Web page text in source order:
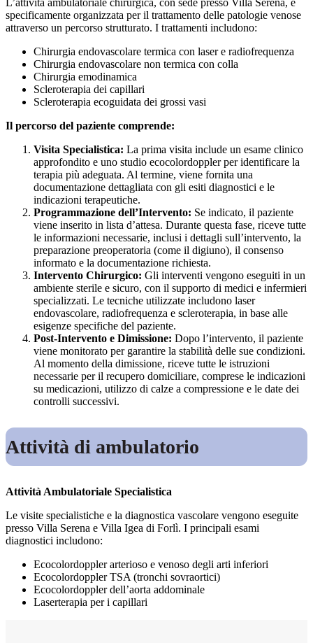
specificamente organizzata per il trattamento delle patologie venose
attraverso un percorso strutturato. I trattamenti includono:
Chirurgia endovascolare termica con laser e radiofrequenza
Chirurgia endovascolare non termica con colla
Chirurgia emodinamica
Scleroterapia dei capillari
Scleroterapia ecoguidata dei grossi vasi
Il percorso del paziente comprende:
Visita Specialistica: La prima visita include un esame clinico
approfondito e uno studio ecocolordoppler per identificare la
terapia più adeguata. Al termine, viene fornita una
documentazione dettagliata con gli esiti diagnostici e le
indicazioni terapeutiche.
Programmazione dell’Intervento: Se indicato, il paziente
viene inserito in lista d’attesa. Durante questa fase, riceve tutte
le informazioni necessarie, inclusi i dettagli sull’intervento, la
preparazione preoperatoria (come il digiuno), il consenso
informato e la documentazione richiesta.
Intervento Chirurgico: Gli interventi vengono eseguiti in un
ambiente sterile e sicuro, con il supporto di medici e infermieri
specializzati. Le tecniche utilizzate includono laser
endovascolare, radiofrequenza e scleroterapia, in base alle
esigenze specifiche del paziente.
Post-Intervento e Dimissione: Dopo l’intervento, il paziente
viene monitorato per garantire la stabilità delle sue condizioni.
Al momento della dimissione, riceve tutte le istruzioni
necessarie per il recupero domiciliare, comprese le indicazioni
su medicazioni, utilizzo di calze a compressione e le date dei
controlli successivi.
Attività di ambulatorio
Attività Ambulatoriale Specialistica
Le visite specialistiche e la diagnostica vascolare vengono eseguite
presso Villa Serena e Villa Igea di Forlì. I principali esami
diagnostici includono:
Ecocolordoppler arterioso e venoso degli arti inferiori
Ecocolordoppler TSA (tronchi sovraortici)
Ecocolordoppler dell’aorta addominale
Laserterapia per i capillari